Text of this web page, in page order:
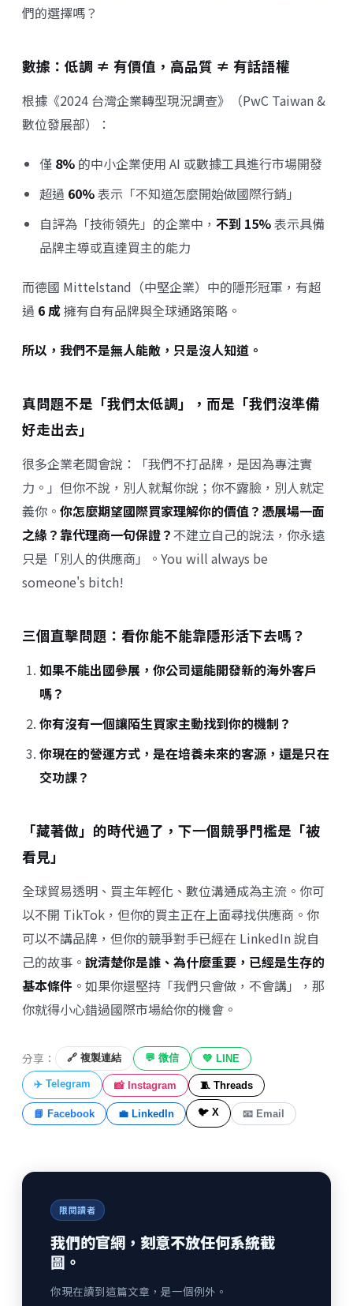
們的選擇嗎？
數據：低調 ≠ 有價值，高品質 ≠ 有話語權
根據《2024 台灣企業轉型現況調查》（PwC Taiwan &
數位發展部）：
僅 8% 的中小企業使用 AI 或數據工具進行市場開發
超過 60%表示「不知道怎麼開始做國際行銷」
自評為「技術領先」的企業中，不到 15%表示具備
品牌主導或直達買主的能力
而德國 Mittelstand（中堅企業）中的隱形冠軍，有超
過 6 成擁有自有品牌與全球通路策略。
所以，我們不是無人能敵，只是沒人知道。
真問題不是「我們太低調」，而是「我們沒準備
好走出去」
很多企業老闆會說：「我們不打品牌，是因為專注實
力。」但你不說，別人就幫你說；你不露臉，別人就定
義你。 你怎麼期望國際買家理解你的價值？憑展場一面
之緣？靠代理商一句保證？ 不建立自己的說法，你永遠
只是「別人的供應商」。 You will always be
someone's bitch!
三個直擊問題：看你能不能靠隱形活下去嗎？
如果不能出國參展，你公司還能開發新的海外客戶
嗎？
你有沒有一個讓陌生買家主動找到你的機制？
你現在的營運方式，是在培養未來的客源，還是只在
交功課？
「藏著做」的時代過了，下一個競爭門檻是「被
看見」
全球貿易透明、買主年輕化、數位溝通成為主流。你可
以不開 TikTok，但你的買主正在上面尋找供應商。你
可以不講品牌，但你的競爭對手已經在 LinkedIn 說自
己的故事。 說清楚你是誰、為什麼重要，已經是生存的
基本條件 。如果你還堅持「我們只會做，不會講」，那
你就得小心錯過國際市場給你的機會。
分享： 🔗 複製連結 💬 微信 💚 LINE
✈️ Telegram 📸 Instagram 🧵 Threads
📘 Facebook 💼 LinkedIn 🐦 X 📧 Email
限閱讀者
我們的官網，刻意不放任何系統截
圖。
你現在讀到這篇文章，是一個例外。